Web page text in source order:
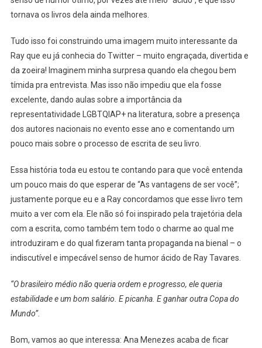
Ser
Você”
tornava os livros dela ainda melhores.
Tudo isso foi construindo uma imagem muito interessante da
Ray que eu já conhecia do Twitter – muito engraçada, divertida e
da zoeira! Imaginem minha surpresa quando ela chegou bem
tímida pra entrevista. Mas isso não impediu que ela fosse
excelente, dando aulas sobre a importância da
representatividade LGBTQIAP+ na literatura, sobre a presença
dos autores nacionais no evento esse ano e comentando um
pouco mais sobre o processo de escrita de seu livro.
Essa história toda eu estou te contando para que você entenda
um pouco mais do que esperar de “As vantagens de ser você”;
justamente porque eu e a Ray concordamos que esse livro tem
muito a ver com ela. Ele não só foi inspirado pela trajetória dela
com a escrita, como também tem todo o charme ao qual me
introduziram e do qual fizeram tanta propaganda na bienal – o
indiscutível e impecável senso de humor ácido de Ray Tavares.
“O brasileiro médio não queria ordem e progresso, ele queria
estabilidade e um bom salário. E picanha. E ganhar outra Copa do
Mundo”.
Bom, vamos ao que interessa: Ana Menezes acaba de ficar